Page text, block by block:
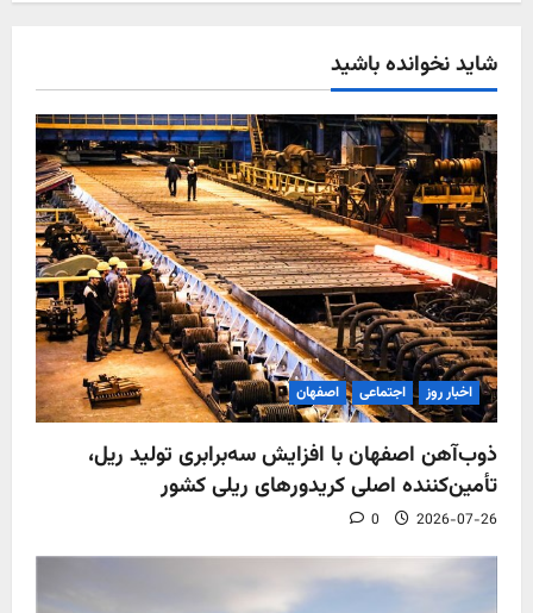
شاید نخوانده باشید
اخبار روز اجتماعی اصفهان
ذوب‌آهن اصفهان با افزایش سه‌برابری تولید ریل،
تأمین‌کننده اصلی کریدورهای ریلی کشور
2026-07-26
0